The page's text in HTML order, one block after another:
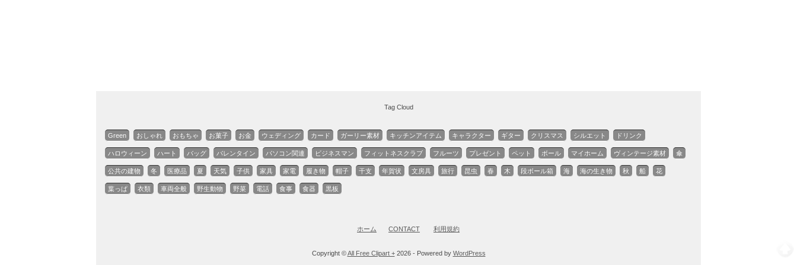
Tag Cloud
Green おしゃれ おもちゃ お菓子 お金 ウェディング カード ガーリー素材 キッチンアイテム キャラクター ギター クリスマス シルエット ドリンク
ハロウィーン ハート バッグ バレンタイン パソコン関連 ビジネスマン フィットネスクラブ フルーツ プレゼント ペット ボール マイホーム ヴィンテージ素材 傘
公共の建物 冬 医療品 夏 天気 子供 家具 家電 履き物 帽子 干支 年賀状 文房具 旅行 昆虫 春 木 段ボール箱 海 海の生き物 秋 船 花
葉っぱ 衣類 車両全般 野生動物 野菜 電話 食事 食器 黒板
ホーム CONTACT 利用規約
Copyright ©All Free Clipart +2026 - Powered by WordPress